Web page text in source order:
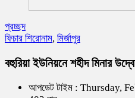
প্রচ্ছদ
ফিচার শিরোনাম, মির্জাপুর
বহুরিয়া ইউনিয়নে শহীদ মিনার
আপডেট টাইম : Thursday,